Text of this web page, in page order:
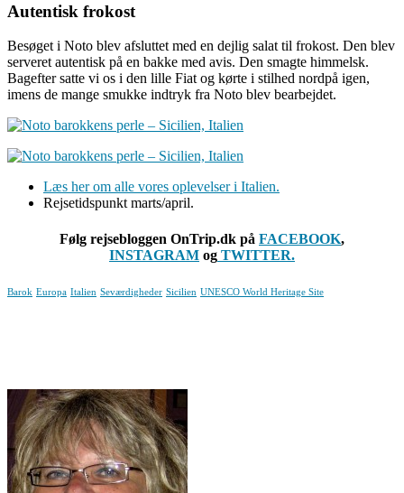
Autentisk frokost
Besøget i Noto blev afsluttet med en dejlig salat til frokost. Den blev
serveret autentisk på en bakke med avis. Den smagte himmelsk.
Bagefter satte vi os i den lille Fiat og kørte i stilhed nordpå igen,
imens de mange smukke indtryk fra Noto blev bearbejdet.
Læs her om alle vores oplevelser i Italien.
Rejsetidspunkt marts/april.
Følg rejsebloggen OnTrip.dk på FACEBOOK,
INSTAGRAM og TWITTER.
Barok Europa Italien Seværdigheder Sicilien UNESCO World Heritage Site